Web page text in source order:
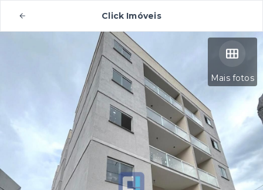
Click Imóveis
Mais fotos